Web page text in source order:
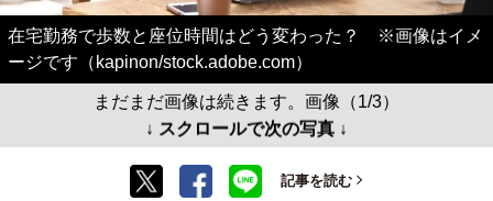
在宅勤務で歩数と座位時間はどう変わった？ ※画像はイメ
ージです（kapinon/stock.adobe.com）
まだまだ画像は続きます。画像（1/3）
↓ スクロールで次の写真 ↓
記事を読む